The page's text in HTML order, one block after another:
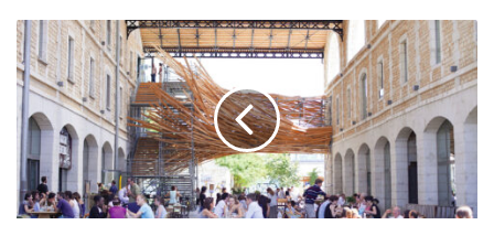
Brock'n
Roll,
la
brocante
vintage
Darwin
revient
à